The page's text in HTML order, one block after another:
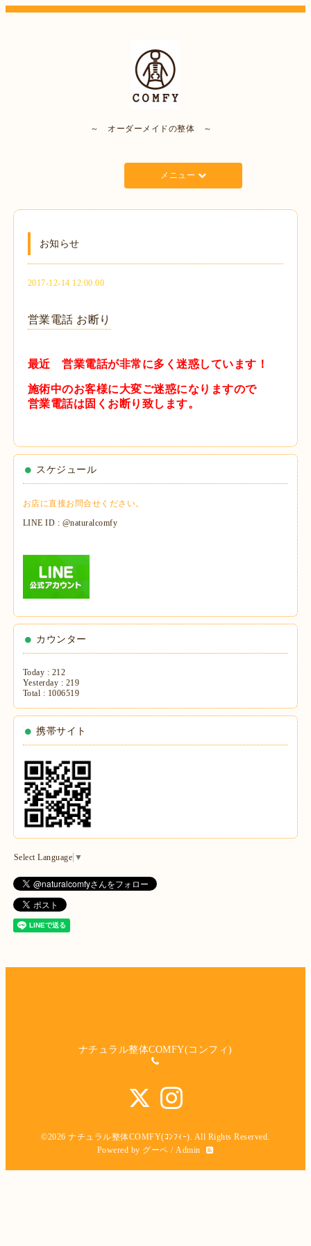
～ オーダーメイドの整体 ～
メニュー
お知らせ
2017-12-14 12:00:00
営業電話 お断り
最近 営業電話が非常に多く迷惑しています！
施術中のお客様に大変ご迷惑になりますので
営業電話は固くお断り致します。
スケジュール
お店に直接お問合せください。
LINE ID : @naturalcomfy
カウンター
Today : 212
Yesterday : 219
Total : 1006519
携帯サイト
Select Language ▼
ナチュラル整体COMFY(コンフィ)
©2026ナチュラル整体COMFY(ｺﾝﾌｨｰ). All Rights Reserved.
Powered by グーペ /Admin